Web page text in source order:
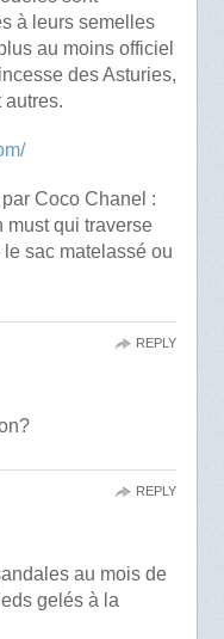
à leurs semelles
au moins officiel
des Asturies,
Coco Chanel :
must qui traverse
sac matelassé ou
REPLY
au mois de
gelés à la
REPLY